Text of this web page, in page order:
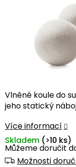
Vlněné koule do
jeho statický
Více informací
Můžeme doručit
Možnosti
Skladem (>10 ks)